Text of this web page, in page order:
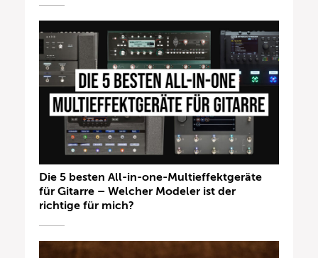
Die 5 besten All-in-one-Multieffektgeräte
für Gitarre – Welcher Modeler ist der
richtige für mich?